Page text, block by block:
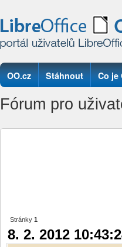
OO.cz Stáhnout Co je
Fórum pro
Stránky 1
8. 2. 2012